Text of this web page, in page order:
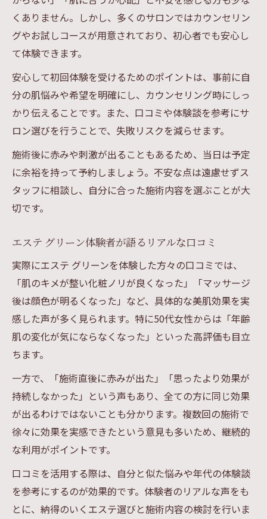
くありません。しかし、多くのサロンではカウンセリン
グやお試しコースが用意されており、初心者でも安心し
て体験できます。
安心して初回体験を受けるためのポイントは、事前に自
分の肌悩みや希望を明確にし、カウンセリング時にしっ
かり伝えることです。また、口コミや体験談を参考にサ
ロン選びを行うことで、失敗リスクを減らせます。
施術後に赤みや刺激が出ることもあるため、当日は予定
に余裕を持って予約しましょう。不安な点は遠慮せずス
タッフに相談し、自分に合った施術内容を選ぶことが大
切です。
エステ グリーン体験者が語るリアルな口コミ
実際にエステ グリーンを体験した方々の口コミでは、
「肌のキメが整い化粧ノリが良くなった」「マッサージ
後は顔色が明るくなった」など、具体的な美肌効果を実
感した声が多く見られます。特に50代女性からは「年齢
肌の変化が気にならなくなった」といった高評価も目立
ちます。
一方で、「施術直後に赤みが出た」「思ったより効果が
持続しなかった」という声もあり、全ての方に同じ効果
が出るわけではないことも分かります。複数回の施術で
徐々に効果を実感できたという意見も多いため、継続的
な利用がポイントです。
口コミを活用する際は、自分と似た悩みや年代の体験談
を参考にするのが効果的です。体験者のリアルな声をも
とに、納得のいくエステ選びと施術内容の検討を行いま